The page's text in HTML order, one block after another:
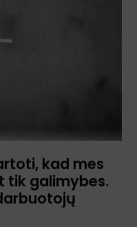
kad mes
tik galimybes.